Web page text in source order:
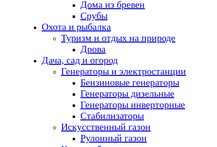
Дома из бревен
Срубы
Охота и рыбалка
Туризм и отдых на природе
Дрова
Дача, сад и огород
Генераторы и электростанции
Бензиновые генераторы
Генераторы дизельные
Генераторы инверторные
Стабилизаторы
Искусственный газон
Рулонный газон